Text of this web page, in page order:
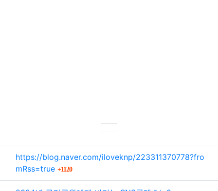
SNS 공유
관련자료
https://blog.naver.com/iloveknp/223311370778?fro
mRss=true
1120회 연결